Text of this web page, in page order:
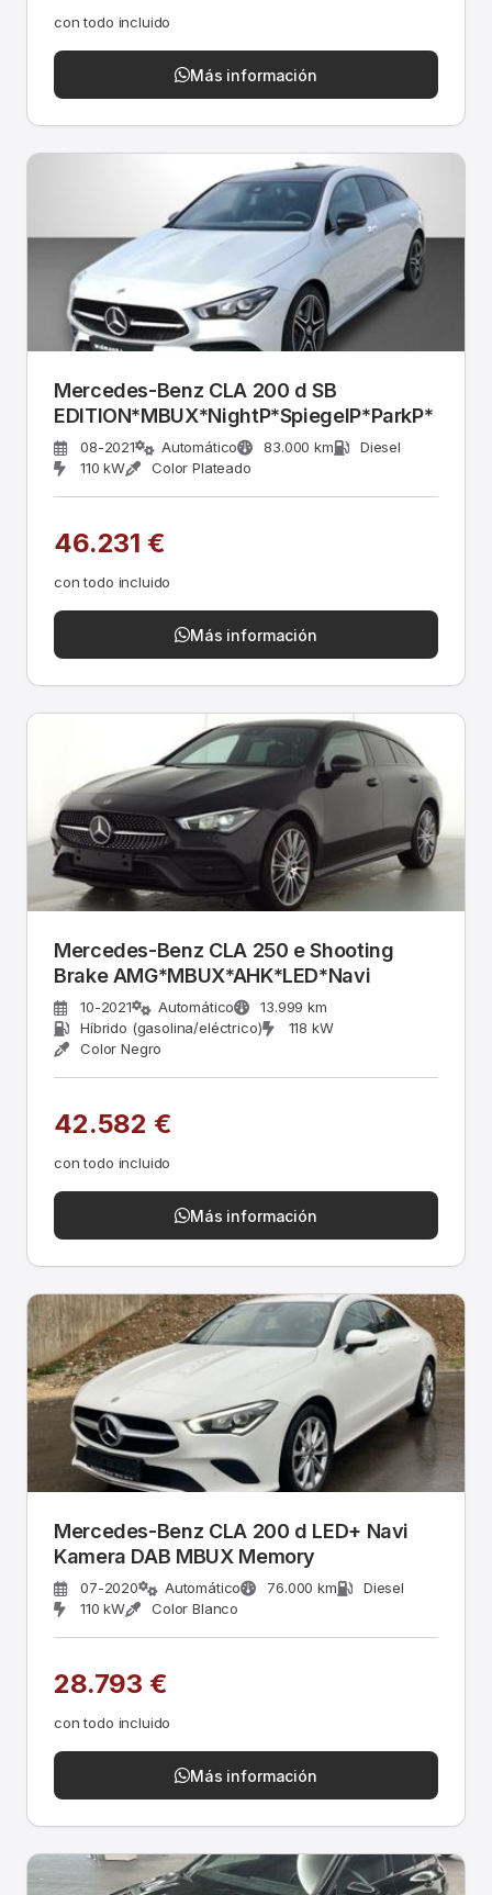
con todo incluido
Más información
Mercedes-Benz CLA 200 d SB
EDITION*MBUX*NightP*SpiegelP*ParkP*
08-2021 Automático 83.000 km
Diesel
110 kW
Color Plateado
46.231 €
con todo incluido
Más información
Mercedes-Benz CLA 250 e Shooting
Brake AMG*MBUX*AHK*LED*Navi
10-2021 Automático
13.999 km
Híbrido (gasolina/eléctrico)
118 kW
Color Negro
42.582 €
con todo incluido
Más información
Mercedes-Benz CLA 200 d LED+ Navi
Kamera DAB MBUX Memory
07-2020 Automático 76.000 km
Diesel
110 kW
Color Blanco
28.793 €
con todo incluido
Más información